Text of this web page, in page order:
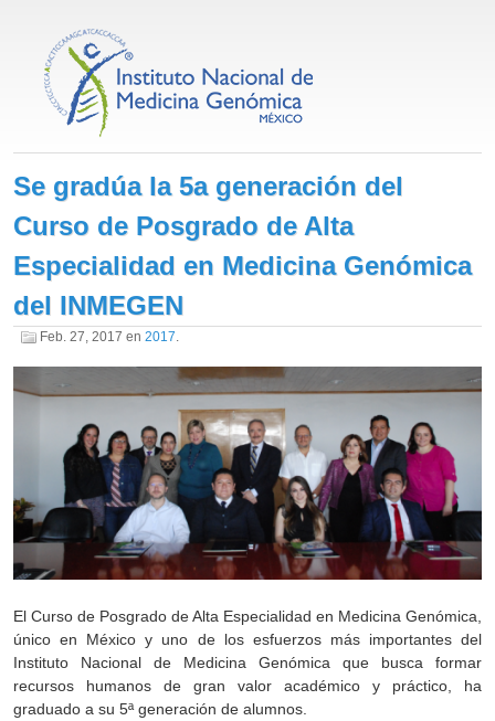
Se gradúa la 5a generación del
Curso de Posgrado de Alta
Especialidad en Medicina Genómica
del INMEGEN
Feb. 27, 2017 en 2017.
El Curso de Posgrado de Alta Especialidad en Medicina Genómica,
único en México y uno de los esfuerzos más importantes del
Instituto Nacional de Medicina Genómica que busca formar
recursos humanos de gran valor académico y práctico, ha
graduado a su 5ª generación de alumnos.